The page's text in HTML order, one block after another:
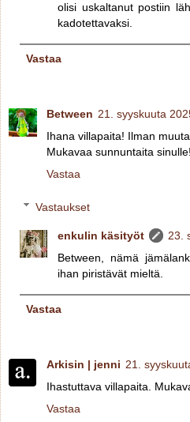
olisi uskaltanut postiin
kadotettavaksi.
Vastaa
Between 21. syyskuuta
Ihana villapaita! Ilman
Mukavaa sunnuntaita sinulle!
Vastaa
Vastaukset
enkulin käsityöt
23.
Between, nämä
ihan piristävät mieltä.
Vastaa
Arkisin | jenni 21.
Ihastuttava villapaita.
Vastaa